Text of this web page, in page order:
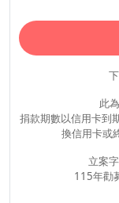
此
捐款期數以信用卡到
換信用卡或
立案
115年勸